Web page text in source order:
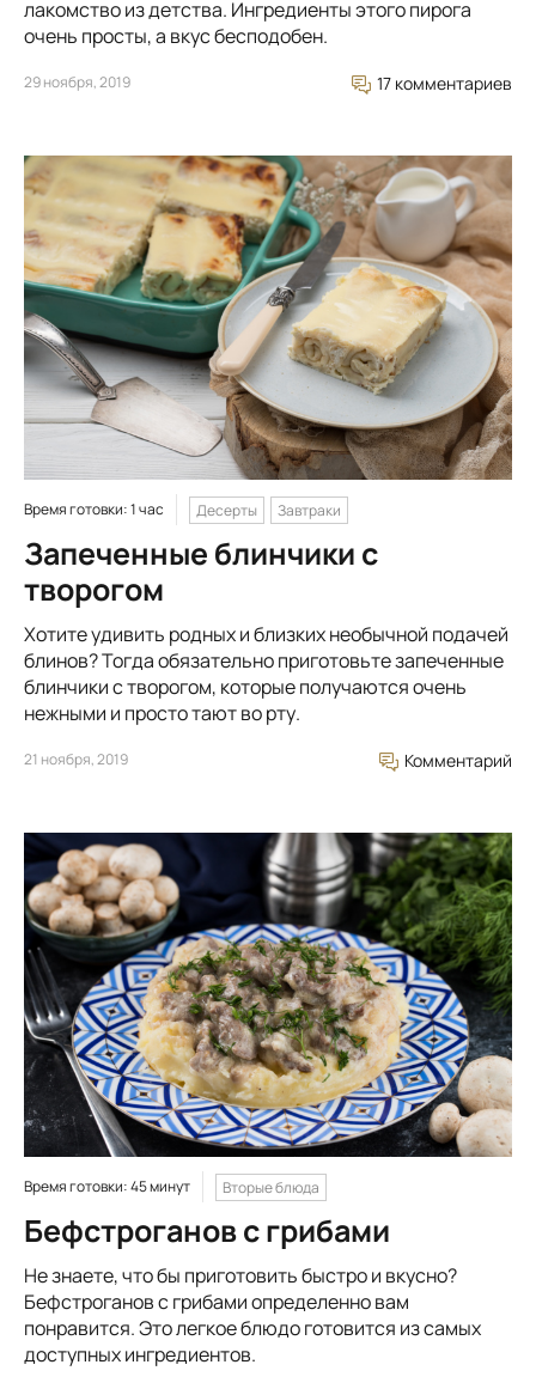
лакомство из детства. Ингредиенты этого пирога
очень просты, а вкус бесподобен.
29 ноября, 2019 17 комментариев
Время готовки: 1 час Десерты Завтраки
Запеченные блинчики с
творогом
Хотите удивить родных и близких необычной подачей
блинов? Тогда обязательно приготовьте запеченные
блинчики с творогом, которые получаются очень
нежными и просто тают во рту.
21 ноября, 2019 Комментарий
Время готовки: 45 минут Вторые блюда
Бефстроганов с грибами
Не знаете, что бы приготовить быстро и вкусно?
Бефстроганов с грибами определенно вам
понравится. Это легкое блюдо готовится из самых
доступных ингредиентов.